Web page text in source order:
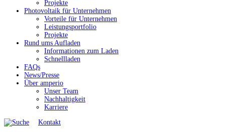
Projekte
Photovoltaik für Unternehmen
Vorteile für Unternehmen
Leistungsportfolio
Projekte
Rund ums Aufladen
Informationen zum Laden
Schnellladen
FAQs
News/Presse
Über amperio
Unser Team
Nachhaltigkeit
Karriere
Kontakt